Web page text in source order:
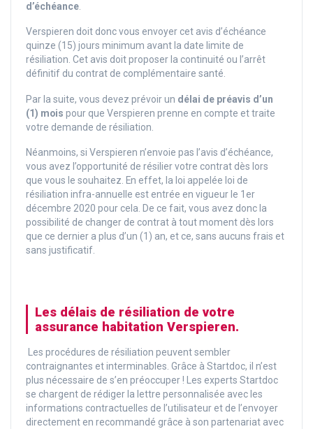
d’échéance.
Verspieren doit donc vous envoyer cet avis d’échéance
quinze (15) jours minimum avant la date limite de
résiliation. Cet avis doit proposer la continuité ou l’arrêt
définitif du contrat de complémentaire santé.
Par la suite, vous devez prévoir un délai de préavis d’un
(1) mois pour que Verspieren prenne en compte et traite
votre demande de résiliation.
Néanmoins, si Verspieren n’envoie pas l’avis d’échéance,
vous avez l’opportunité de résilier votre contrat dès lors
que vous le souhaitez. En effet, la loi appelée loi de
résiliation infra-annuelle est entrée en vigueur le 1er
décembre 2020 pour cela. De ce fait, vous avez donc la
possibilité de changer de contrat à tout moment dès lors
que ce dernier a plus d’un (1) an, et ce, sans aucuns frais et
sans justificatif.
Les délais de résiliation de votre
assurance habitation Verspieren.
Les procédures de résiliation peuvent sembler
contraignantes et interminables. Grâce à Startdoc, il n’est
plus nécessaire de s’en préoccuper ! Les experts Startdoc
se chargent de rédiger la lettre personnalisée avec les
informations contractuelles de l’utilisateur et de l’envoyer
directement en recommandé grâce à son partenariat avec